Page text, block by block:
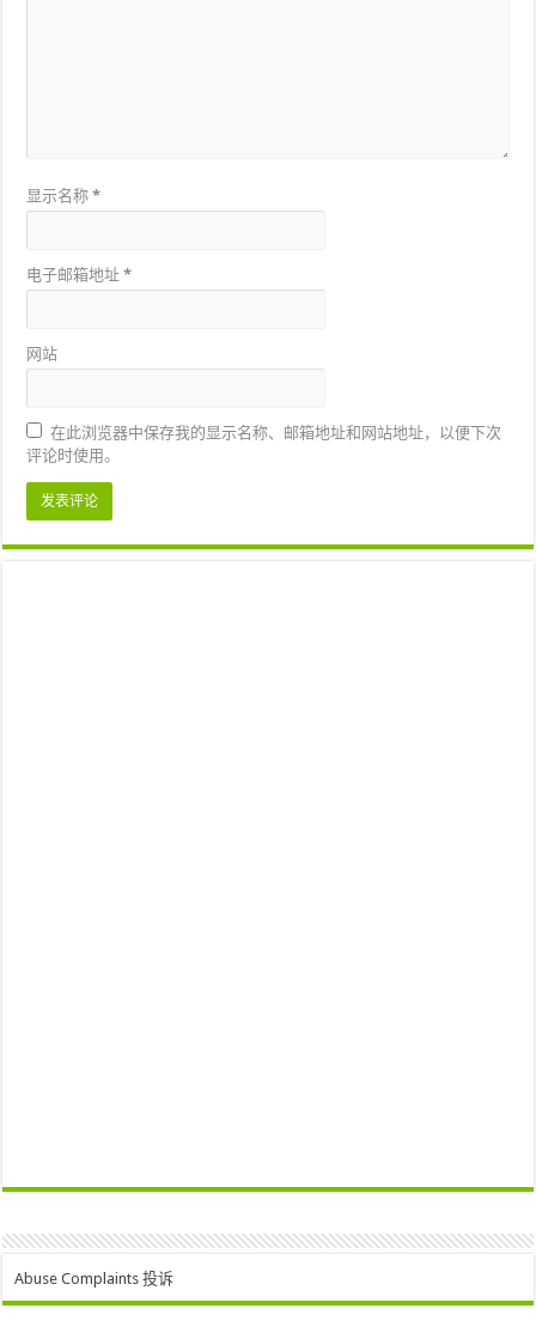
显示名称*
电子邮箱地址*
网站
在此浏览器中保存我的显示名称、邮箱地址和网站地址，以便下次
评论时使用。
Abuse Complaints 投诉